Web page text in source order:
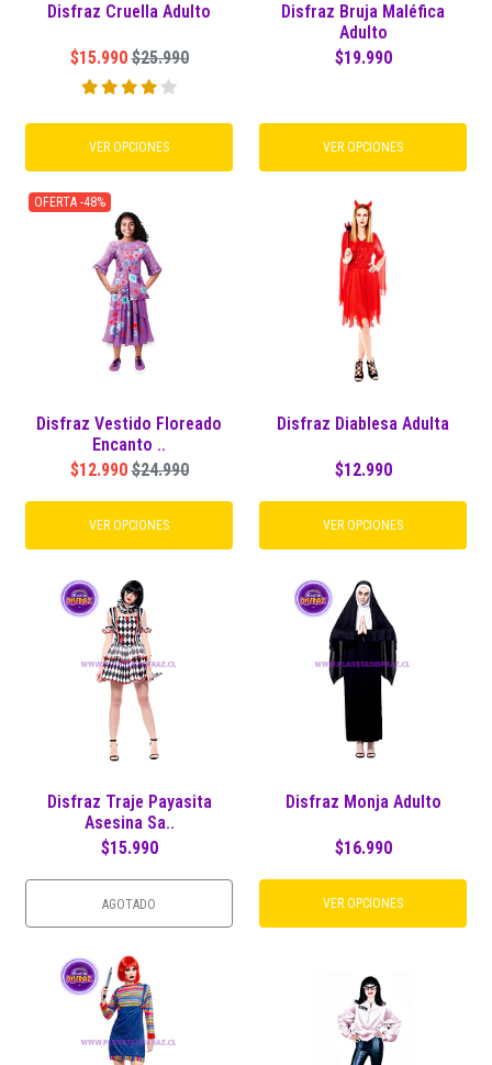
Disfraz Cruella Adulto
$15.990 $25.990
VER OPCIONES
Disfraz Bruja Maléfica
Adulto
$19.990
VER OPCIONES
OFERTA -48%
Disfraz Vestido Floreado
Encanto ..
$12.990 $24.990
VER OPCIONES
Disfraz Diablesa Adulta
$12.990
VER OPCIONES
Disfraz Traje Payasita
Asesina Sa..
$15.990
AGOTADO
Disfraz Monja Adulto
$16.990
VER OPCIONES